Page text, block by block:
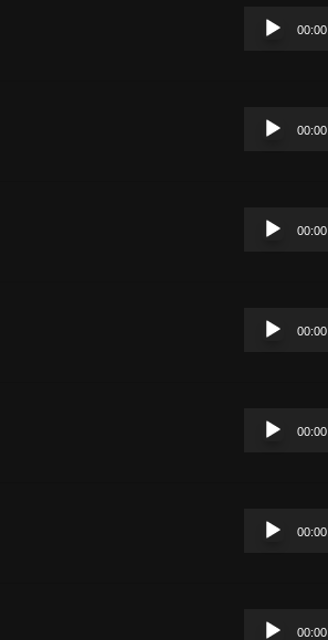
Reproductor
00:00
Reproductor
00:00
Reproductor
00:00
Reproductor
00:00
Reproductor
00:00
Reproductor
00:00
Reproductor
00:00